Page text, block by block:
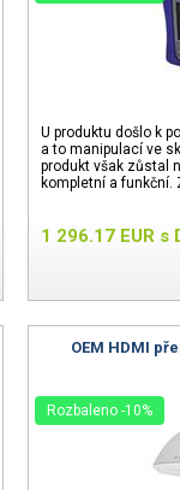
U produktu došlo k
a to manipulací ve
produkt však zůstal
kompletní a funkční.
1 296.17 EUR s
OEM HDMI
Rozbaleno -10%